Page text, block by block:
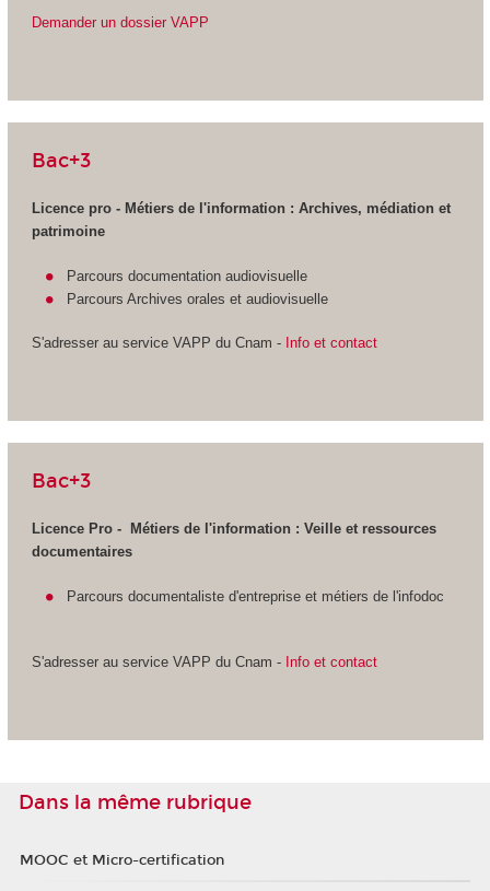
Demander un dossier VAPP
Bac+3
Licence pro - Métiers de l'information : Archives, médiation et
patrimoine
Parcours documentation audiovisuelle
Parcours Archives orales et audiovisuelle
S'adresser au service VAPP du Cnam -Info et contact
Bac+3
Licence Pro - Métiers de l'information : Veille et ressources
documentaires
Parcours documentaliste d'entreprise et métiers de l'infodoc
S'adresser au service VAPP du Cnam - Info et contact
Dans la même rubrique
MOOC et Micro-certification